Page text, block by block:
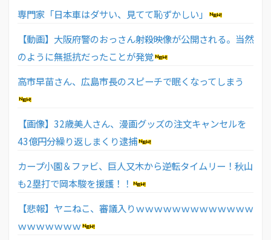
専門家「日本車はダサい、見てて恥ずかしい」
【動画】大阪府警のおっさん射殺映像が公開される。当然
のように無抵抗だったことが発覚
高市早苗さん、広島市長のスピーチで眠くなってしまう
【画像】32歳美人さん、漫画グッズの注文キャンセルを
43億円分繰り返しまくり逮捕
カープ小園＆ファビ、巨人又木から逆転タイムリー！秋山
も2塁打で岡本駿を援護！！
【悲報】ヤニねこ、審議入りｗｗｗｗｗｗｗｗｗｗｗｗｗ
ｗｗｗｗｗｗｗ